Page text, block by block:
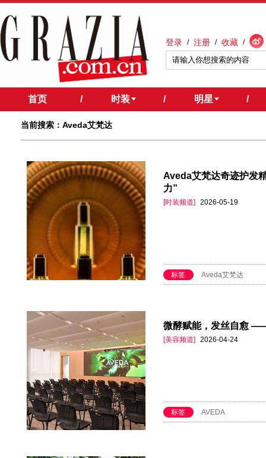
登录 / 注册 / 收藏 /
首页 / 时装 / 明星 /
当前搜索：Aveda艾梵达
Aveda艾梵达奇迹护发
力”
[时装频道] 2026-05-19
标签 Aveda艾梵达
微酵赋能，发丝自愈
[美容频道] 2026-04-24
标签 AVEDA